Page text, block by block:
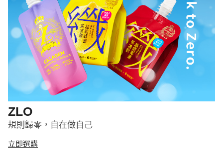
ZLO
規則歸零，自在做自己
立即選購